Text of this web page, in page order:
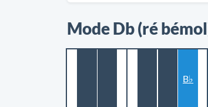
Mode Db (ré
B♭